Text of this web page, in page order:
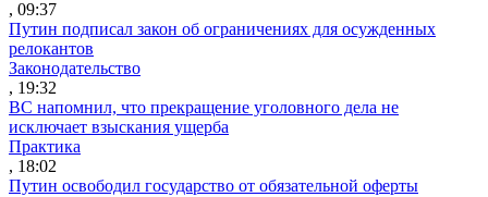
, 09:37
Путин подписал закон об ограничениях для осужденных
релокантов
Законодательство
, 19:32
ВС напомнил, что прекращение уголовного дела не
исключает взыскания ущерба
Практика
, 18:02
Путин освободил государство от обязательной оферты